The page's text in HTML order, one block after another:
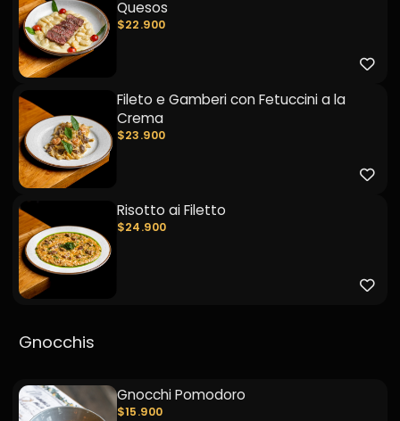
Quesos
$22.900
Fileto e Gamberi con Fetuccini a la
Crema
$23.900
Risotto ai Filetto
$24.900
Gnocchis
Gnocchi Pomodoro
$15.900